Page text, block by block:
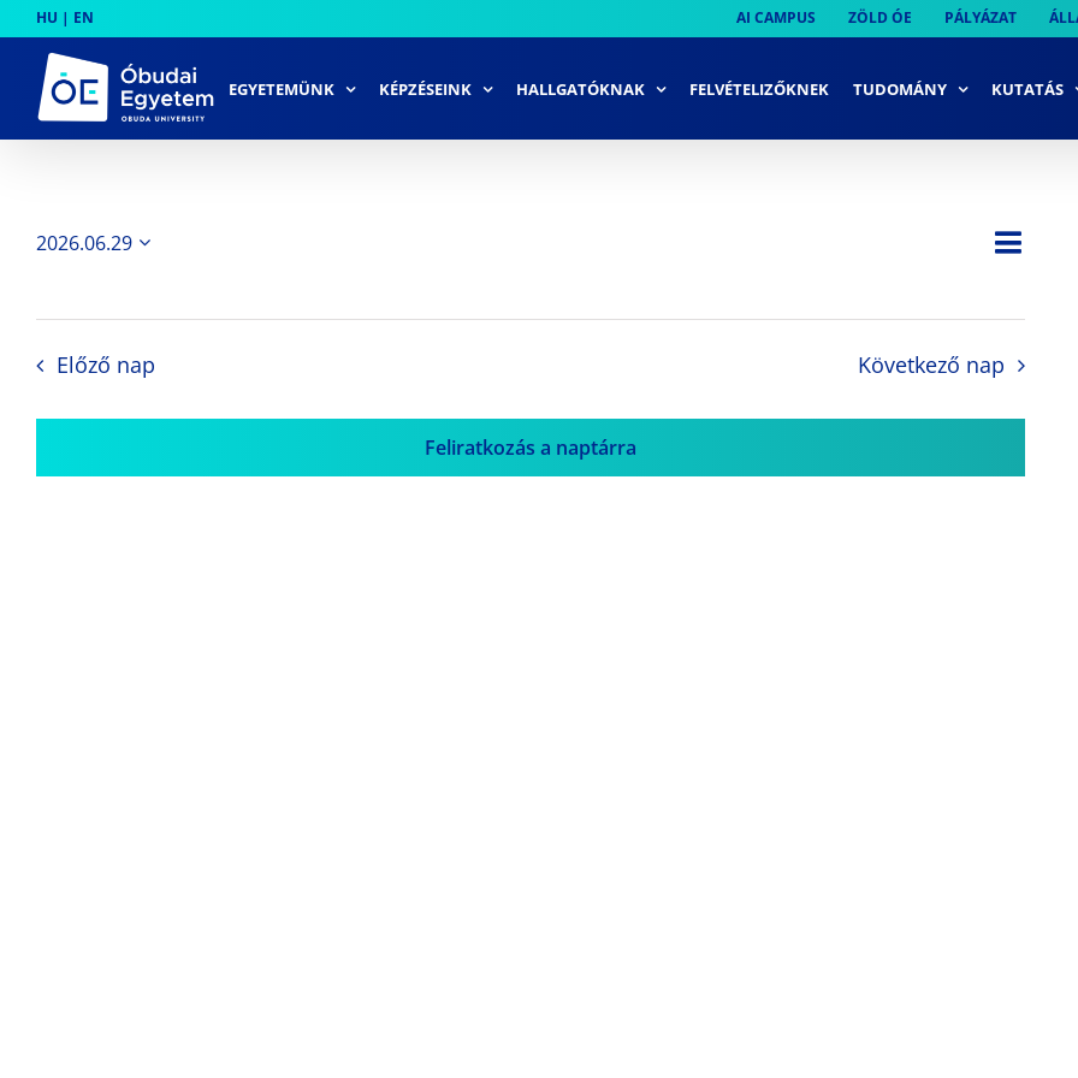
to
content
HU | EN AI CAMPUS ZÖLD ÓE PÁLYÁZAT
EGYETEMÜNK KÉPZÉSEINK HALLGATÓKNAK FELVÉTELIZŐKNEK TUDOMÁNY KUTATÁS
Nap
2026.06.29
Előző nap Következő nap
Feliratkozás a naptárra